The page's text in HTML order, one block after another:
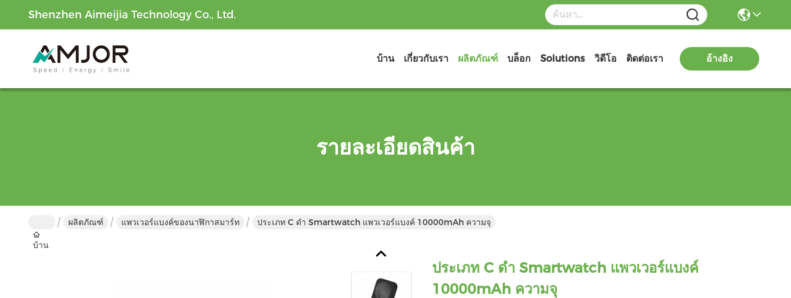
Shenzhen Aimeijia Technology Co., Ltd.
บ้าน เกี่ยวกับเรา ผลิตภัณฑ์ บล็อก Solutions วิดีโอ ติดต่อเรา อ้างอิง
รายละเอียดสินค้า
บ้าน
ผลิตภัณฑ์ แพวเวอร์แบงค์ของนาฬิกาสมาร์ท ประเภท C ดํา Smartwatch แพวเวอร์แบงค์ 10000mAh ความจุ
ประเภท C ดํา Smartwatch แพวเวอร์แบงค์
10000mAh ความจุ